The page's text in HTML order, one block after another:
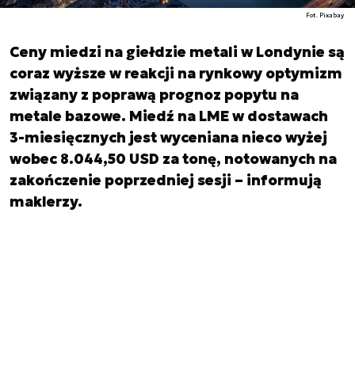
Fot. Pixabay
Ceny miedzi na giełdzie metali w Londynie są
coraz wyższe w reakcji na rynkowy optymizm
związany z poprawą prognoz popytu na
metale bazowe. Miedź na LME w dostawach
3-miesięcznych jest wyceniana nieco wyżej
wobec 8.044,50 USD za tonę, notowanych na
zakończenie poprzedniej sesji – informują
maklerzy.